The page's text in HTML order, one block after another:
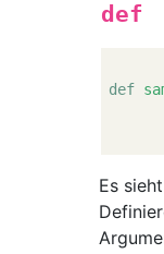
def
def
Es